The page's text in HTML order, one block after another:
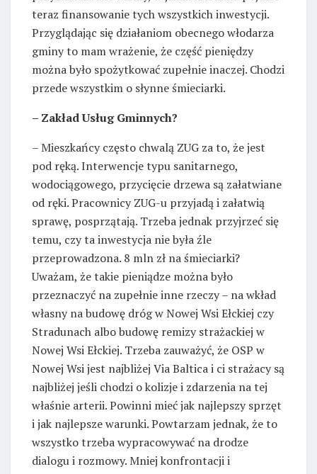
teraz finansowanie tych wszystkich inwestycji.
Przyglądając się działaniom obecnego włodarza
gminy to mam wrażenie, że część pieniędzy
można było spożytkować zupełnie inaczej. Chodzi
przede wszystkim o słynne śmieciarki.
– Zakład Usług Gminnych?
– Mieszkańcy często chwalą ZUG za to, że jest
pod ręką. Interwencje typu sanitarnego,
wodociągowego, przycięcie drzewa są załatwiane
od ręki. Pracownicy ZUG-u przyjadą i załatwią
sprawę, posprzątają. Trzeba jednak przyjrzeć się
temu, czy ta inwestycja nie była źle
przeprowadzona. 8 mln zł na śmieciarki?
Uważam, że takie pieniądze można było
przeznaczyć na zupełnie inne rzeczy – na wkład
własny na budowę dróg w Nowej Wsi Ełckiej czy
Stradunach albo budowę remizy strażackiej w
Nowej Wsi Ełckiej. Trzeba zauważyć, że OSP w
Nowej Wsi jest najbliżej Via Baltica i ci strażacy są
najbliżej jeśli chodzi o kolizje i zdarzenia na tej
właśnie arterii. Powinni mieć jak najlepszy sprzęt
i jak najlepsze warunki. Powtarzam jednak, że to
wszystko trzeba wypracowywać na drodze
dialogu i rozmowy. Mniej konfrontacji i